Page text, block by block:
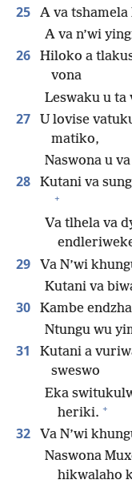
25 A va
A va n’wi
26
Hiloko a
vona
Leswaku u ta
27
U lovise
matiko,
Naswona u
28 Kutani va
+
Va tlhela va
29 Va N’wi
Kutani va
30
Kambe
Ntungu wu
31
Kutani a
sweswo
Eka
heriki. +
32 Va N’wi
Naswona
hikwalaho